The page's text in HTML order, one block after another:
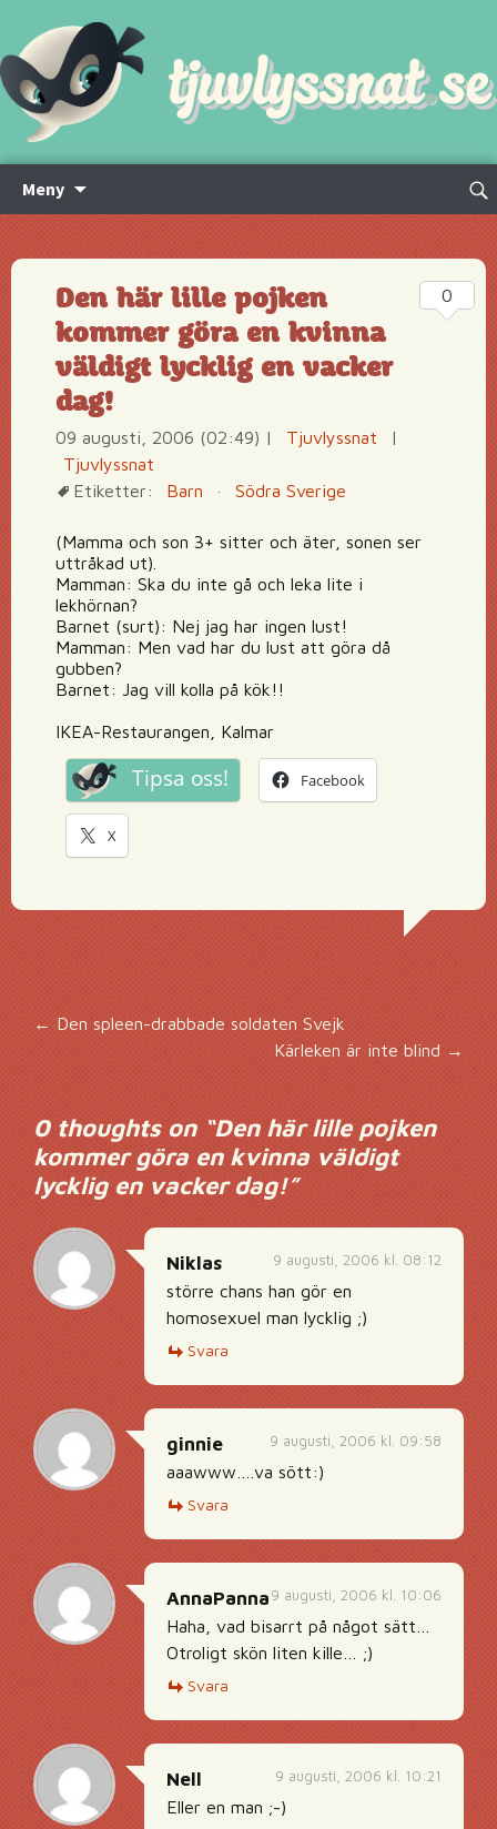
Meny
innehåll
Sök
Den här lille pojken
kommer göra en kvinna
väldigt lycklig en vacker
dag!
09 augusti, 2006 (02:49) | Tjuvlyssnat
|
Tjuvlyssnat
Etiketter:
Barn · Södra Sverige
(Mamma och son 3+ sitter och äter, sonen ser
uttråkad ut).
Mamman: Ska du inte gå och leka lite i
lekhörnan?
Barnet (surt): Nej jag har ingen lust!
Mamman: Men vad har du lust att göra då
gubben?
Barnet: Jag vill kolla på kök!!
IKEA-Restaurangen, Kalmar
Tipsa oss! Facebook
X
0
Inläggsnavigering
← Den spleen-drabbade soldaten Svejk
Kärleken är inte blind→
0 thoughts on “Den här lille pojken
kommer göra en kvinna väldigt
lycklig en vacker dag!”
9 augusti, 2006 kl. 08:12
Niklas
större chans han gör en
homosexuel man lycklig ;)
Svara
9 augusti, 2006 kl. 09:58
ginnie
aaawww….va sött:)
Svara
9 augusti, 2006 kl. 10:06
AnnaPanna
Haha, vad bisarrt på något sätt…
Otroligt skön liten kille… ;)
Svara
9 augusti, 2006 kl. 10:21
Nell
Eller en man ;-)